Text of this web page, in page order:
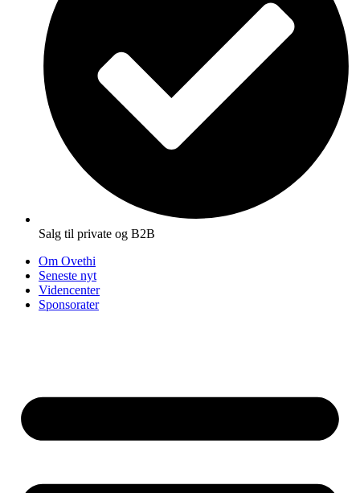
Salg til private og B2B
Om Ovethi
Seneste nyt
Videncenter
Sponsorater